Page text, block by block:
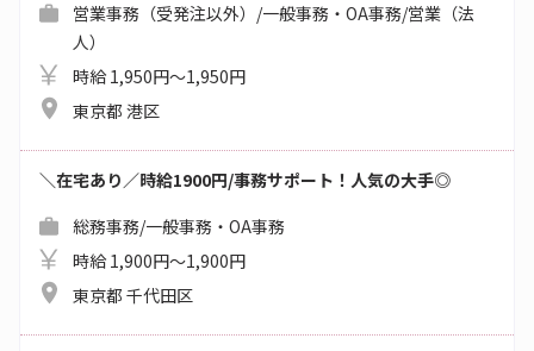
営業事務（受発注以外）/一般事務・OA事務/営業（法
人）
時給 1,950円～1,950円
東京都 港区
＼在宅あり／時給1900円/事務サポート！人気の大手◎
総務事務/一般事務・OA事務
時給 1,900円～1,900円
東京都 千代田区